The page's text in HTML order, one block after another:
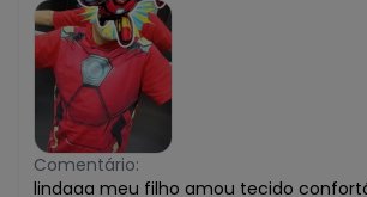
Comentário:
lindaaa meu filho amou tecido